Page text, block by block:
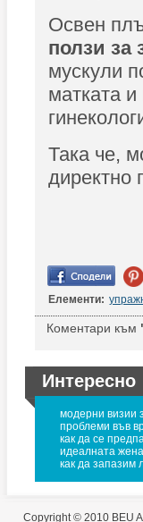
Освен
ползи за
мускули
матката и
Така че,
директно
Елементи:
Коментари към
Интересно
модерни визии
проблеми във
как да се
идеалната жена
как да запазим
Copyright © 2010 BEU